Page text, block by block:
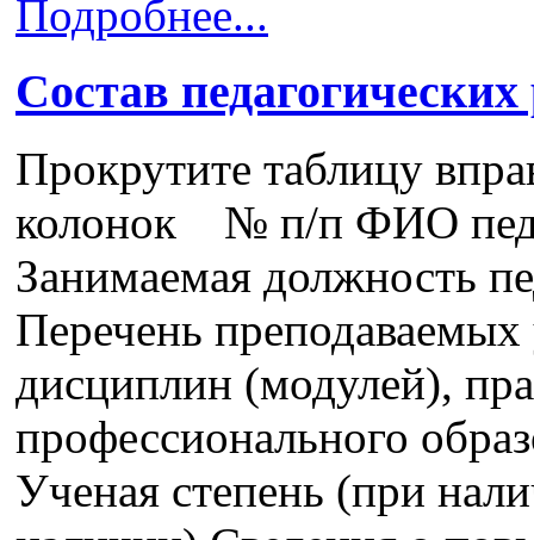
Подробнее...
Состав
Прокрутите таблицу
колонок № п/п ФИО
Занимаемая должность
Перечень
дисциплин (модулей),
профессионального
Ученая степень (при